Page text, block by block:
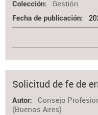
Colección Gestión
Fecha de publicación
Solicitud de fe de
Autor
Consejo
(Buenos Aires)